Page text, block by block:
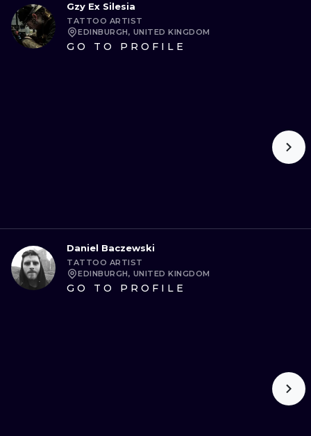
Gzy Ex Silesia
TATTOO ARTIST
EDINBURGH, UNITED KINGDOM
GO TO PROFILE
Daniel Baczewski
TATTOO ARTIST
EDINBURGH, UNITED KINGDOM
GO TO PROFILE